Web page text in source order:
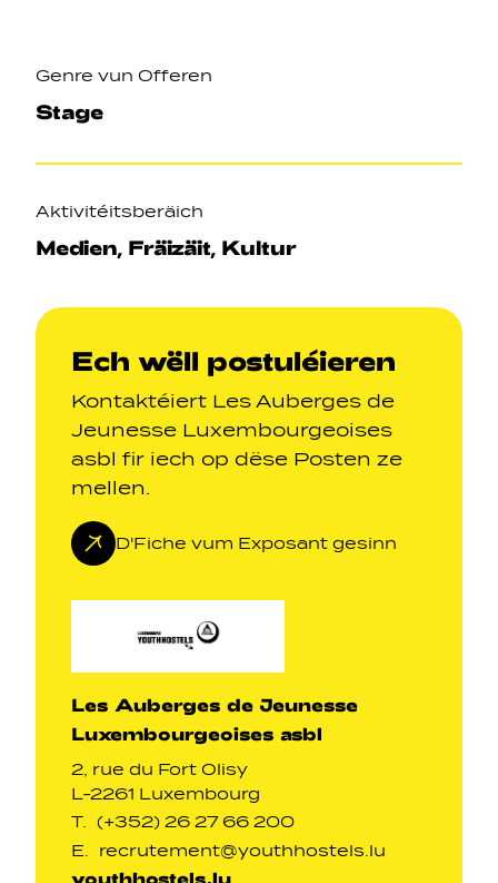
Genre vun Offeren
Stage
Aktivitéitsberäich
Medien, Fräizäit, Kultur
Ech wëll postuléieren
Kontaktéiert Les Auberges de
Jeunesse Luxembourgeoises
asbl fir iech op dëse Posten ze
mellen.
D'Fiche vum Exposant gesinn
Les Auberges de Jeunesse
Luxembourgeoises asbl
2, rue du Fort Olisy
L-2261 Luxembourg
T.
(+352) 26 27 66 200
E.
recrutement@youthhostels.lu
youthhostels.lu